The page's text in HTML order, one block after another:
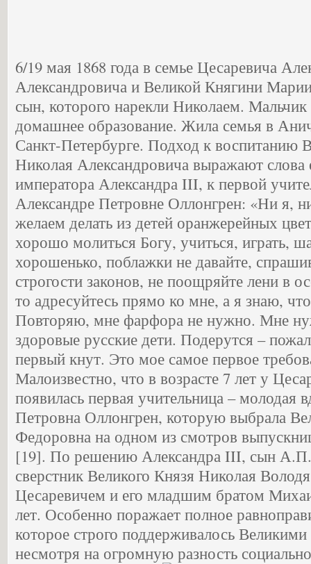
6/19 мая 1868 года в семье Цесаревича
Александровича и Великой Княгини
сын, которого нарекли Николаем.
домашнее образование. Жила семья в
Санкт-Петербурге. Подход к воспитанию
Николая Александровича выражают слова
императора Александра III, к первой
Александре Петровне Оллонгрен: «Ни я,
желаем делать из детей оранжерейных
хорошо молиться Богу, учиться, играть,
хорошенько, поблажки не давайте,
строгости законов, не поощряйте лени в
то адресуйтесь прямо ко мне, а я знаю,
Повторяю, мне фарфора не нужно. Мне
здоровые русские дети. Подерутся –
первый кнут. Это мое самое первое
Малоизвестно, что в возрасте 7 лет у
появилась первая учительница – молодая
Петровна Оллонгрен, которую выбрала
Федоровна на одном из смотров
[19]. По решению Александра III, сын
сверстник Великого Князя Николая
Цесаревичем и его младшим братом
лет. Особенно поражает полное
которое строго поддерживалось
несмотря на огромную разность